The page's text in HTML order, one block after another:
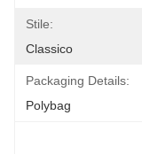
Stile:
Classico
Packaging Details:
Polybag